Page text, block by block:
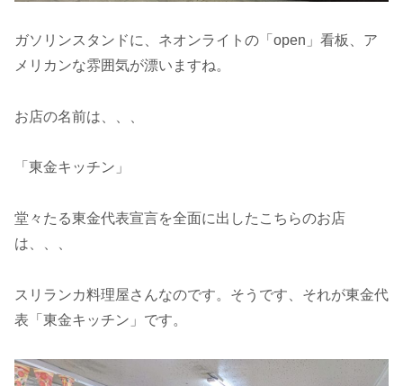
ガソリンスタンドに、ネオンライトの「open」看板、ア
メリカンな雰囲気が漂いますね。
お店の名前は、、、
「東金キッチン」
堂々たる東金代表宣言を全面に出したこちらのお店
は、、、
スリランカ料理屋さんなのです。そうです、それが東金代
表「東金キッチン」です。